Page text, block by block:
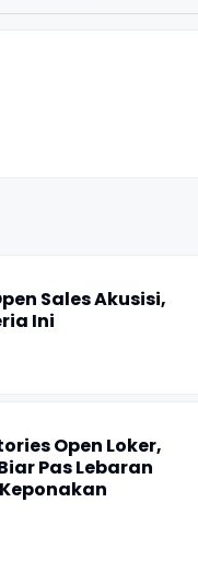
Sales Akusisi,
Ini
Open Loker,
Pas Lebaran